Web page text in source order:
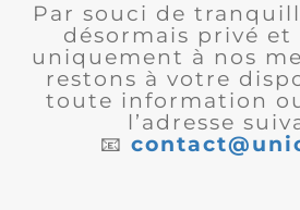
Par souci de
désormais privé et
uniquement à nos
restons à votre
toute information
l’adresse
📧